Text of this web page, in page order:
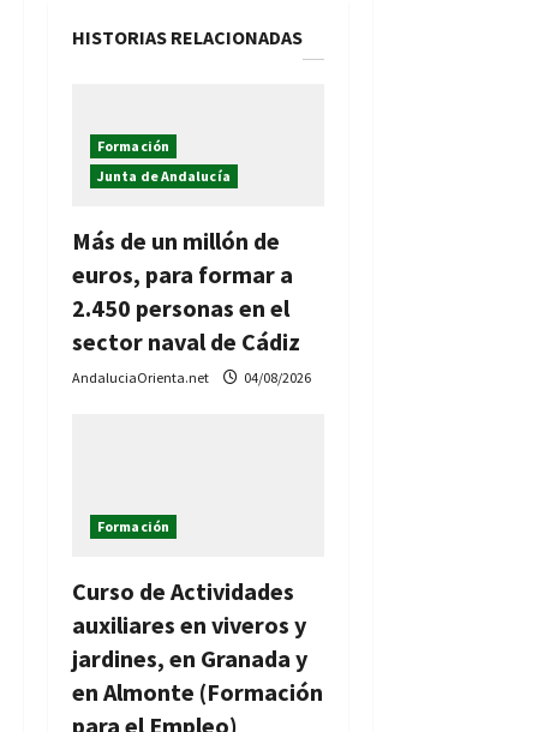
ó
d
e
n
t
r
s
HISTORIAS RELACIONADAS
Formación
Junta de Andalucía
Más de un millón de
euros, para formar a
2.450 personas en el
sector naval de Cádiz
AndaluciaOrienta.net 04/08/2026
Formación
Curso de Actividades
auxiliares en viveros y
jardines, en Granada y
en Almonte (Formación
para el Empleo)